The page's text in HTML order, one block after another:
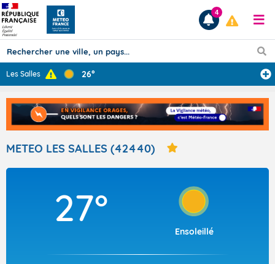
Prévisions
TOUS LES RÉSULTATS
Articles
4
Les Salles 26°
METEO LES SALLES (42440)
27°
Ensoleillé